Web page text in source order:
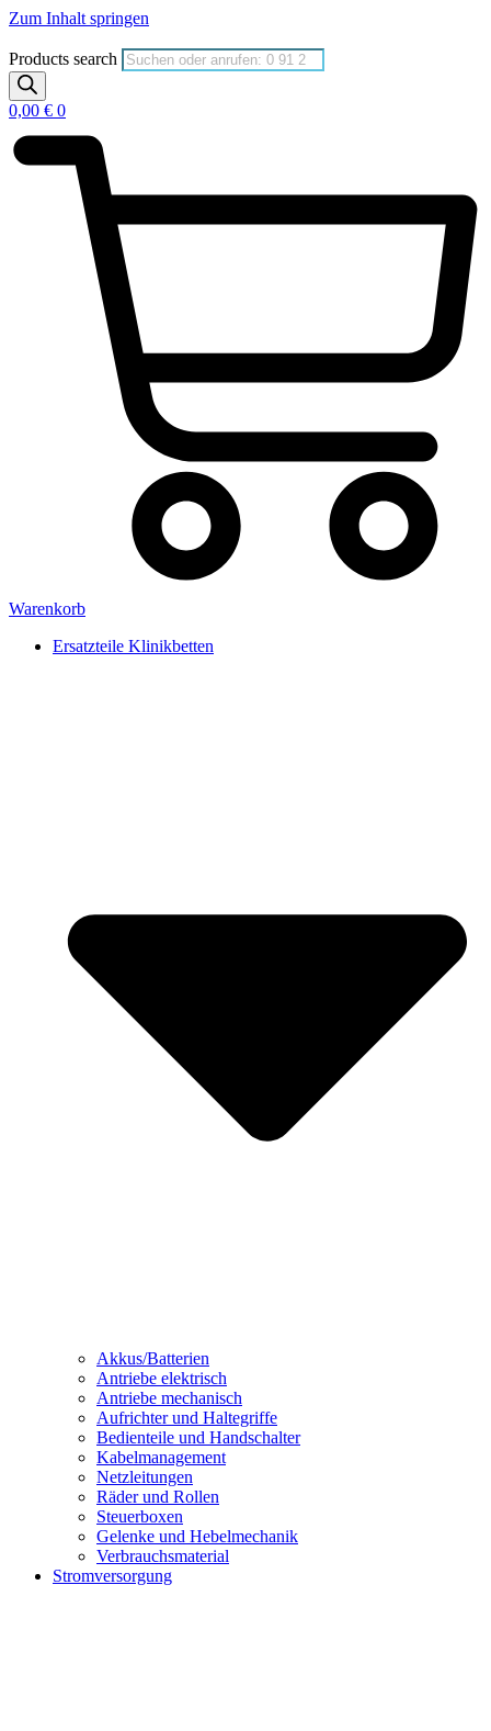
Zum Inhalt springen
Products search
0,00 € 0
Warenkorb
Ersatzteile Klinikbetten
Akkus/Batterien
Antriebe elektrisch
Antriebe mechanisch
Aufrichter und Haltegriffe
Bedienteile und Handschalter
Kabelmanagement
Netzleitungen
Räder und Rollen
Steuerboxen
Gelenke und Hebelmechanik
Verbrauchsmaterial
Stromversorgung